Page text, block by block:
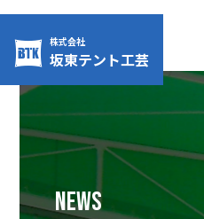
content
株式会社
坂東テント工芸
NEWS